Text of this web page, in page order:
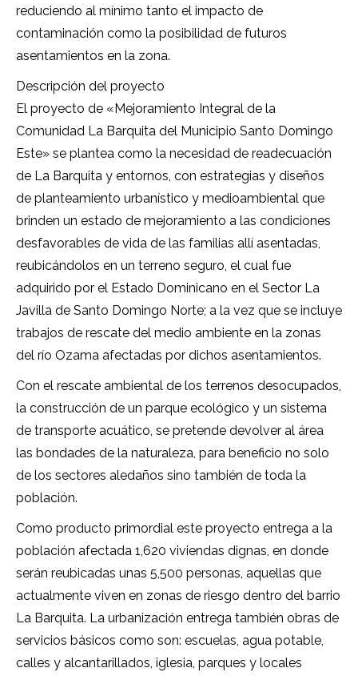
reduciendo al mínimo tanto el impacto de
contaminación como la posibilidad de futuros
asentamientos en la zona.
Descripción del proyecto
El proyecto de «Mejoramiento Integral de la
Comunidad La Barquita del Municipio Santo Domingo
Este» se plantea como la necesidad de readecuación
de La Barquita y entornos, con estrategias y diseños
de planteamiento urbanístico y medioambiental que
brinden un estado de mejoramiento a las condiciones
desfavorables de vida de las familias allí asentadas,
reubicándolos en un terreno seguro, el cual fue
adquirido por el Estado Dominicano en el Sector La
Javilla de Santo Domingo Norte; a la vez que se incluye
trabajos de rescate del medio ambiente en la zonas
del río Ozama afectadas por dichos asentamientos.
Con el rescate ambiental de los terrenos desocupados,
la construcción de un parque ecológico y un sistema
de transporte acuático, se pretende devolver al área
las bondades de la naturaleza, para beneficio no solo
de los sectores aledaños sino también de toda la
población.
Como producto primordial este proyecto entrega a la
población afectada 1,620 viviendas dignas, en donde
serán reubicadas unas 5,500 personas, aquellas que
actualmente viven en zonas de riesgo dentro del barrio
La Barquita. La urbanización entrega también obras de
servicios básicos como son: escuelas, agua potable,
calles y alcantarillados, iglesia, parques y locales